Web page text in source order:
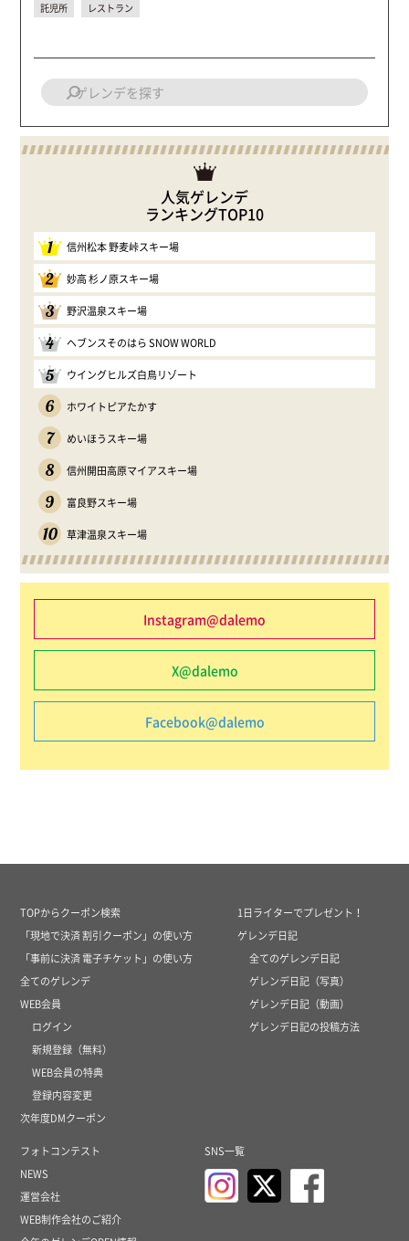
託児所
レストラン
人気ゲレンデ
ランキングTOP10
1 信州松本 野麦峠スキー場
2 妙高 杉ノ原スキー場
3 野沢温泉スキー場
4 ヘブンスそのはら SNOW WORLD
5 ウイングヒルズ白鳥リゾート
6 ホワイトピアたかす
7 めいほうスキー場
8 信州開田高原マイアスキー場
9 富良野スキー場
10 草津温泉スキー場
Instagram@dalemo
X@dalemo
Facebook@dalemo
TOPからクーポン検索
「現地で決済 割引クーポン」の使い方
「事前に決済 電子チケット」の使い方
全てのゲレンデ
WEB会員
ログイン
新規登録（無料）
WEB会員の特典
登録内容変更
次年度DMクーポン
1日ライターでプレゼント！
ゲレンデ日記
全てのゲレンデ日記
ゲレンデ日記（写真）
ゲレンデ日記（動画）
ゲレンデ日記の投稿方法
フォトコンテスト
NEWS
運営会社
WEB制作会社のご紹介
SNS一覧